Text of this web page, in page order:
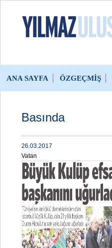
ANA SAYFA ÖZGEÇMİŞ
Basında
26.03.2017
Vatan